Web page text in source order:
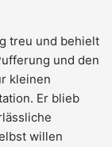
treu und behielt
und den
kleinen
Er blieb
willen